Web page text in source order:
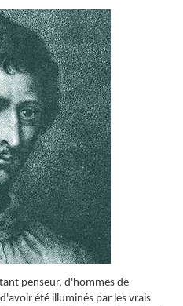
penseur, d'hommes de
été illuminés par les vrais